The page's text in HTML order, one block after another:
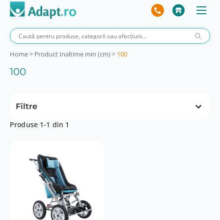
Home> Product Inaltime min (cm)> 100
100
Filtre
Inaltime pliat (cm)
40
Inclinare sezut (°)
Produse 1-1 din 1